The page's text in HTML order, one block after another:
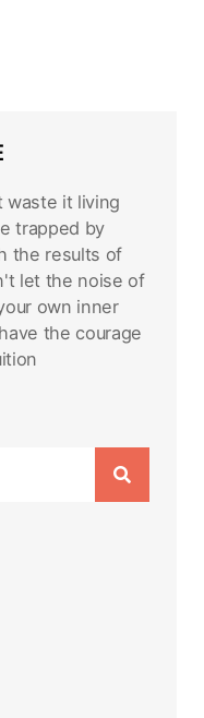
waste it living
trapped by
the results of
let the noise of
own inner
the courage